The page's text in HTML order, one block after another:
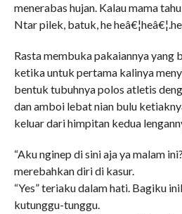
menerabas hujan. Kalau mama
Ntar pilek, batuk, he
Rasta membuka pakaiannya yang
ketika untuk pertama kalinya
bentuk tubuhnya polos atletis
dan amboi lebat nian bulu
keluar dari himpitan kedua
“Aku nginep di sini aja ya malam
merebahkan diri di kasur.
“Yes” teriaku dalam hati. Bagiku
kutunggu-tunggu.